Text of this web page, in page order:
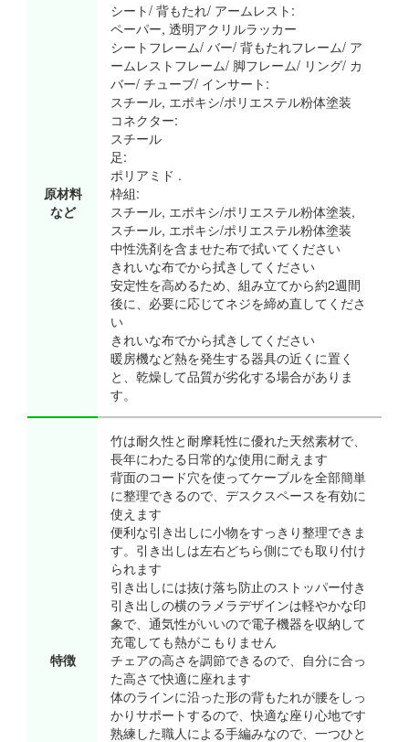
原材料
など
シート/ 背もたれ/ アームレスト:
ペーパー, 透明アクリルラッカー
シートフレーム/ バー/ 背もたれフレーム/ ア
ームレストフレーム/ 脚フレーム/ リング/ カ
バー/ チューブ/ インサート:
スチール, エポキシ/ポリエステル粉体塗装
コネクター:
スチール
足:
ポリアミド .
枠組:
スチール, エポキシ/ポリエステル粉体塗装,
スチール, エポキシ/ポリエステル粉体塗装
中性洗剤を含ませた布で拭いてください
きれいな布でから拭きしてください
安定性を高めるため、組み立てから約2週間
後に、必要に応じてネジを締め直してくださ
い
きれいな布でから拭きしてください
暖房機など熱を発生する器具の近くに置く
と、乾燥して品質が劣化する場合がありま
す。
特徴
竹は耐久性と耐摩耗性に優れた天然素材で、
長年にわたる日常的な使用に耐えます
背面のコード穴を使ってケーブルを全部簡単
に整理できるので、デスクスペースを有効に
使えます
便利な引き出しに小物をすっきり整理できま
す。引き出しは左右どちら側にでも取り付け
られます
引き出しには抜け落ち防止のストッパー付き
引き出しの横のラメラデザインは軽やかな印
象で、通気性がいいので電子機器を収納して
充電しても熱がこもりません
チェアの高さを調節できるので、自分に合っ
た高さで快適に座れます
体のラインに沿った形の背もたれが腰をしっ
かりサポートするので、快適な座り心地です
熟練した職人による手編みなので、一つひと